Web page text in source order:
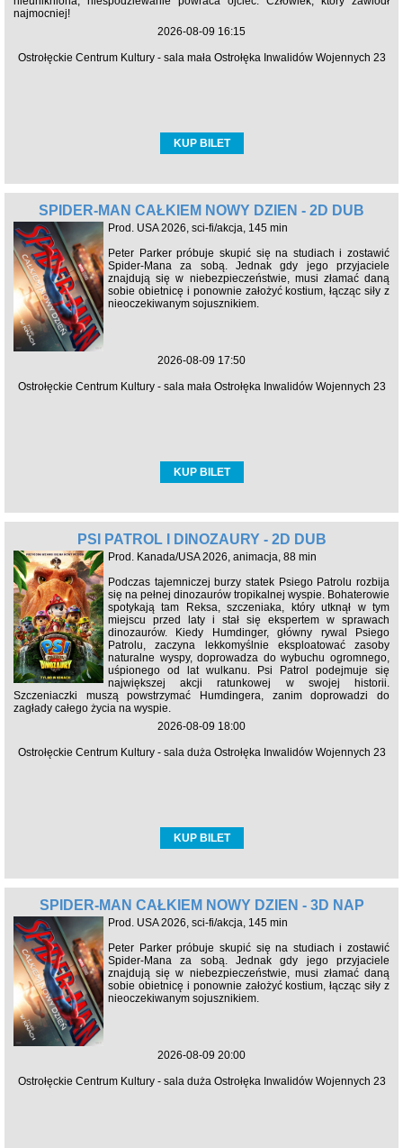
najmocniej!
2026-08-09 16:15
Ostrołęckie Centrum Kultury - sala mała Ostrołęka Inwalidów Wojennych 23
KUP BILET
SPIDER-MAN CAŁKIEM NOWY DZIEŃ - 2D DUB
Prod. USA 2026, sci-fi/akcja, 145 min
Peter Parker próbuje skupić się na studiach i zostawić
Spider-Mana za sobą. Jednak gdy jego przyjaciele
znajdują się w niebezpieczeństwie, musi złamać daną
sobie obietnicę i ponownie założyć kostium, łącząc siły z
nieoczekiwanym sojusznikiem.
2026-08-09 17:50
Ostrołęckie Centrum Kultury - sala mała Ostrołęka Inwalidów Wojennych 23
KUP BILET
PSI PATROL I DINOZAURY - 2D DUB
Prod. Kanada/USA 2026, animacja, 88 min
Podczas tajemniczej burzy statek Psiego Patrolu rozbija
się na pełnej dinozaurów tropikalnej wyspie. Bohaterowie
spotykają tam Reksa, szczeniaka, który utknął w tym
miejscu przed laty i stał się ekspertem w sprawach
dinozaurów. Kiedy Humdinger, główny rywal Psiego
Patrolu, zaczyna lekkomyślnie eksploatować zasoby
naturalne wyspy, doprowadza do wybuchu ogromnego,
uśpionego od lat wulkanu. Psi Patrol podejmuje się
największej akcji ratunkowej w swojej historii.
Szczeniaczki muszą powstrzymać Humdingera, zanim doprowadzi do
zagłady całego życia na wyspie.
2026-08-09 18:00
Ostrołęckie Centrum Kultury - sala duża Ostrołęka Inwalidów Wojennych 23
KUP BILET
SPIDER-MAN CAŁKIEM NOWY DZIEŃ - 3D NAP
Prod. USA 2026, sci-fi/akcja, 145 min
Peter Parker próbuje skupić się na studiach i zostawić
Spider-Mana za sobą. Jednak gdy jego przyjaciele
znajdują się w niebezpieczeństwie, musi złamać daną
sobie obietnicę i ponownie założyć kostium, łącząc siły z
nieoczekiwanym sojusznikiem.
2026-08-09 20:00
Ostrołęckie Centrum Kultury - sala duża Ostrołęka Inwalidów Wojennych 23